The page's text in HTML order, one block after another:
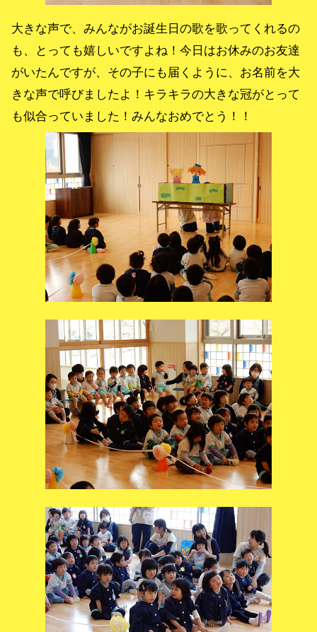
大きな声で、みんながお誕生日の歌を歌ってくれるの
も、とっても嬉しいですよね！今日はお休みのお友達
がいたんですが、その子にも届くように、お名前を大
きな声で呼びましたよ！キラキラの大きな冠がとって
も似合っていました！みんなおめでとう！！